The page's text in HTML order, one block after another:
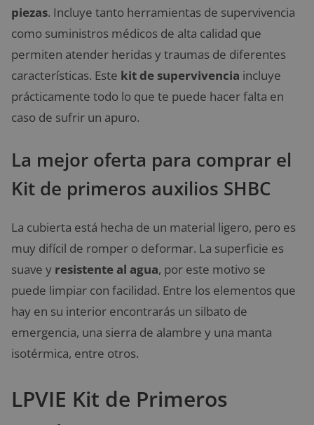
piezas. Incluye tanto herramientas de supervivencia
como suministros médicos de alta calidad que
permiten atender heridas y traumas de diferentes
características. Este kit de supervivencia incluye
prácticamente todo lo que te puede hacer falta en
caso de sufrir un apuro.
La mejor oferta para comprar el
Kit de primeros auxilios SHBC
La cubierta está hecha de un material ligero, pero es
muy difícil de romper o deformar. La superficie es
suave y resistente al agua, por este motivo se
puede limpiar con facilidad. Entre los elementos que
hay en su interior encontrarás un silbato de
emergencia, una sierra de alambre y una manta
isotérmica, entre otros.
LPVIE Kit de Primeros